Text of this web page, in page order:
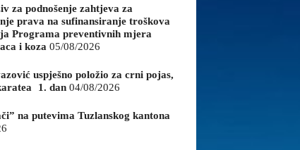
za podnošenje zahtjeva za
prava na sufinansiranje troškova
Programa preventivnih mjera
i koza 05/08/2026
uspješno položio za crni pojas,
1. dan 04/08/2026
na putevima Tuzlanskog kantona